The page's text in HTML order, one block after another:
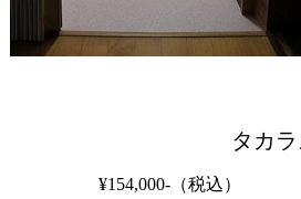
タカ
¥154,000-（税込）